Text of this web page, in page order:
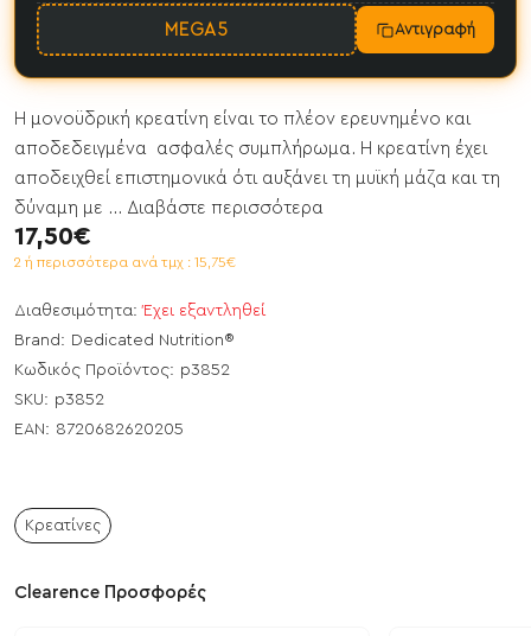
Διαθεσιμότητα: Έχει εξαντληθεί
Brand: Dedicated Nutrition®
Κωδικός Προϊόντος: p3852
SKU: p3852
EAN: 8720682620205
17,50€
2 ή περισσότερα ανά τμχ : 15,75€
MEGA5 Αντιγραφή
Η μονοϋδρική κρεατίνη είναι το πλέον ερευνημένο και
αποδεδειγμένα ασφαλές συμπλήρωμα. Η κρεατίνη έχει
αποδειχθεί επιστημονικά ότι αυξάνει τη μυϊκή μάζα και τη
δύναμη με ... Διαβάστε περισσότερα
Κρεατίνες
Clearence Προσφορές